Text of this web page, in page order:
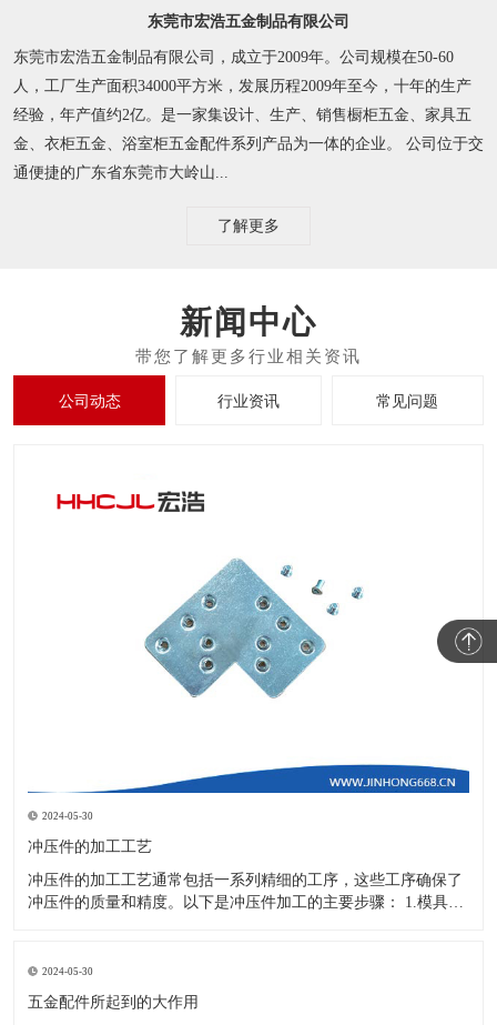
东莞市宏浩五金制品有限公司
东莞市宏浩五金制品有限公司，成立于2009年。公司规模在50-60
人，工厂生产面积34000平方米，发展历程2009年至今，十年的生产
经验，年产值约2亿。是一家集设计、生产、销售橱柜五金、家具五
金、衣柜五金、浴室柜五金配件系列产品为一体的企业。 公司位于交
通便捷的广东省东莞市大岭山...
了解更多
新闻中心
公司动态 行业资讯 常见问题
2024-05-30
冲压件的加工工艺
冲压件的加工工艺通常包括一系列精细的工序，这些工序确保了
冲压件的质量和精度。以下是冲压件加工的主要步骤： 1.模具设
开料与落料：在图纸上标注尺寸后，根据图纸要求选择合适的板
材。然
2024-05-30
五金配件所起到的大作用